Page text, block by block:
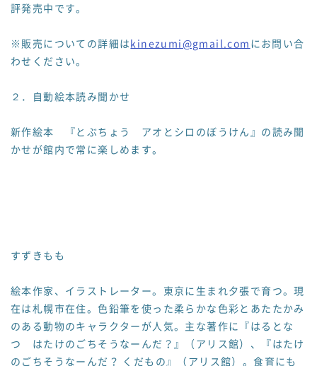
評発売中です。
※販売についての詳細はkinezumi@gmail.com にお問い合
わせください。
２．自動絵本読み聞かせ
新作絵本 『とぶちょう アオとシロのぼうけん』の読み聞
かせが館内で常に楽しめます。
すずきもも
絵本作家、イラストレーター。東京に生まれ夕張で育つ。現
在は札幌市在住。色鉛筆を使った柔らかな色彩とあたたかみ
のある動物のキャラクターが人気。主な著作に『はるとな
つ はたけのごちそうなーんだ？』（アリス館）、『はたけ
のごちそうなーんだ？ くだもの』（アリス館）。食育にも